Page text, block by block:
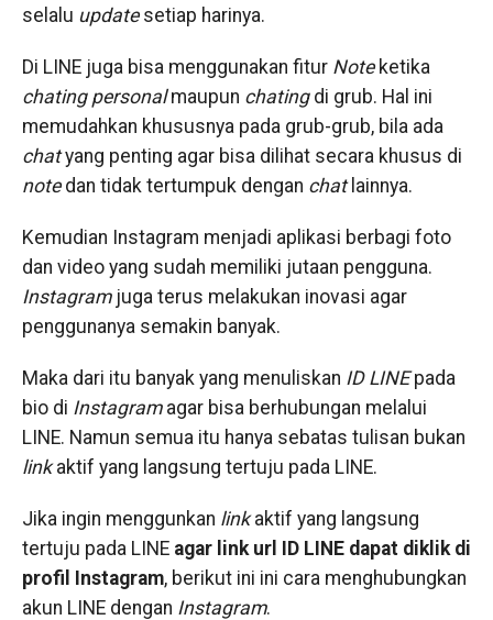
selalu updatesetiap harinya.
Di LINE juga bisa menggunakan fitur Noteketika
chating personalmaupun chatingdi grub. Hal ini
memudahkan khususnya pada grub-grub, bila ada
chatyang penting agar bisa dilihat secara khusus di
notedan tidak tertumpuk dengan chatlainnya.
Kemudian Instagram menjadi aplikasi berbagi foto
dan video yang sudah memiliki jutaan pengguna.
Instagramjuga terus melakukan inovasi agar
penggunanya semakin banyak.
Maka dari itu banyak yang menuliskan ID LINEpada
bio di Instagramagar bisa berhubungan melalui
LINE. Namun semua itu hanya sebatas tulisan bukan
linkaktif yang langsung tertuju pada LINE.
Jika ingin menggunkan linkaktif yang langsung
tertuju pada LINE agar link url ID LINE dapat diklik di
profil Instagram, berikut ini ini cara menghubungkan
akun LINE dengan Instagram.